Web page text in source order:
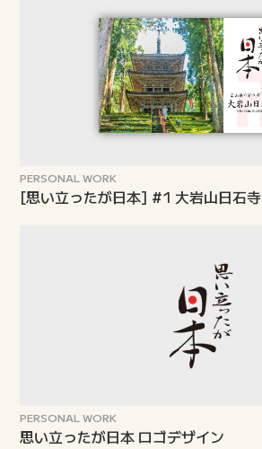
PERSONAL WORK
[思い立ったが日本] #1 大岩山日石寺
PERSONAL WORK
思い立ったが日本 ロゴデザイン